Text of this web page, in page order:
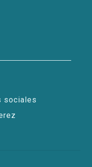
sociales